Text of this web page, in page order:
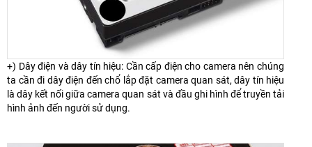
+) Dây điện và dây tín hiệu: Cần cấp điện cho camera nên chúng
ta cần đi dây điện đến chổ lắp đặt camera quan sát, dây tín hiệu
là dây kết nối giữa camera quan sát và đầu ghi hình để truyền tải
hình ảnh đến người sử dụng.